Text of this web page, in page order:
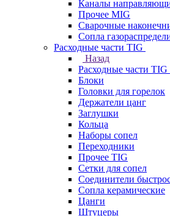
Каналы
Прочее MIG
Сварочные
Сопла
Расходные части TIG
Назад
Расходные части TIG
Блоки
Головки для горелок
Держатели цанг
Заглушки
Кольца
Наборы сопел
Переходники
Прочее TIG
Сетки для сопел
Соединители
Сопла керамические
Цанги
Штуцеры